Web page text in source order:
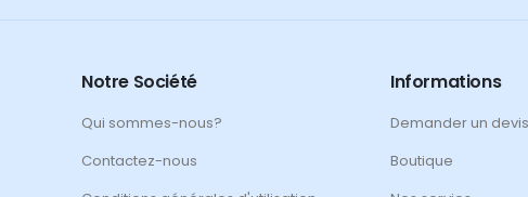
Notre Société
Qui sommes-nous?
Contactez-nous
Informations
Demander un devis
Boutique